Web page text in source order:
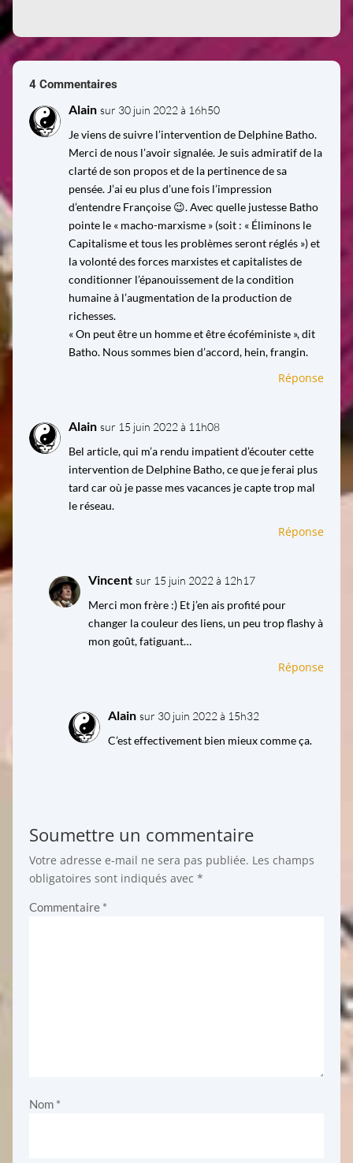
4 Commentaires
Alain sur 30 juin 2022 à 16h50
Je viens de suivre l’intervention de Delphine Batho.
Merci de nous l’avoir signalée. Je suis admiratif de la
clarté de son propos et de la pertinence de sa
pensée. J’ai eu plus d’une fois l’impression
d’entendre Françoise 😉. Avec quelle justesse Batho
pointe le « macho-marxisme » (soit : « Éliminons le
Capitalisme et tous les problèmes seront réglés ») et
la volonté des forces marxistes et capitalistes de
conditionner l’épanouissement de la condition
humaine à l’augmentation de la production de
richesses.
« On peut être un homme et être écoféministe », dit
Batho. Nous sommes bien d’accord, hein, frangin.
Réponse
Alain sur 15 juin 2022 à 11h08
Bel article, qui m’a rendu impatient d’écouter cette
intervention de Delphine Batho, ce que je ferai plus
tard car où je passe mes vacances je capte trop mal
le réseau.
Réponse
Vincent sur 15 juin 2022 à 12h17
Merci mon frère :) Et j’en ais profité pour
changer la couleur des liens, un peu trop flashy à
mon goût, fatiguant…
Réponse
Alain sur 30 juin 2022 à 15h32
C’est effectivement bien mieux comme ça.
Soumettre un commentaire
Votre adresse e-mail ne sera pas publiée. Les champs
obligatoires sont indiqués avec *
Commentaire *
Nom *